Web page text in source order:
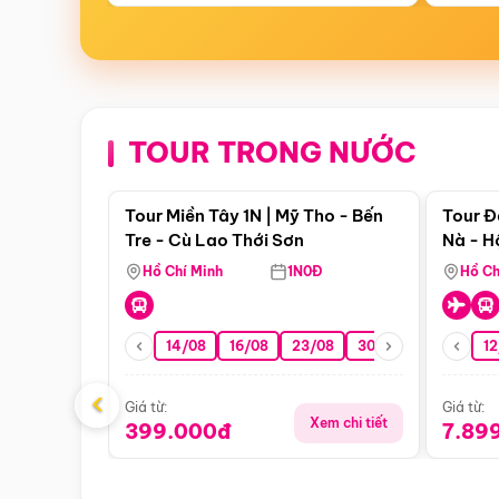
TOUR TRONG NƯỚC
Điểm nổi bật
Tour Miền Tây 1N | Mỹ Tho - Bến
Tre - Cù Lao Thới Sơn
Hồ Chí Minh 1N0Đ
14/08 16/08 23/08 30/08 06/09
Giá từ:
399.000đ Xem chi tiết
Tour
Nà -
Nha
Hồ
Giá từ:
‹